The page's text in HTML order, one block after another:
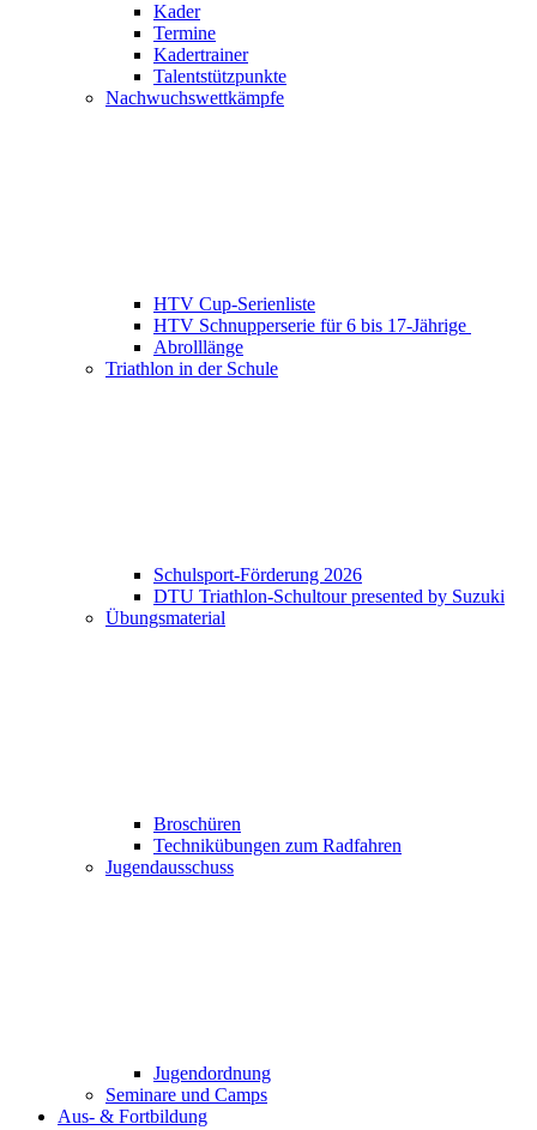
Kader
Termine
Kadertrainer
Talentstützpunkte
Nachwuchswettkämpfe
HTV Cup-Serienliste
HTV Schnupperserie für 6 bis 17-Jährige
Abrolllänge
Triathlon in der Schule
Schulsport-Förderung 2026
DTU Triathlon-Schultour presented by Suzuki
Übungsmaterial
Broschüren
Technikübungen zum Radfahren
Jugendausschuss
Jugendordnung
Seminare und Camps
Aus- & Fortbildung